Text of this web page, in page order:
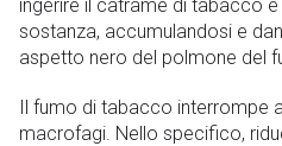
ingerire il catrame di tabacco
sostanza, accumulandosi e
aspetto nero del polmone del
Il fumo di tabacco interrompe
macrofagi. Nello specifico,